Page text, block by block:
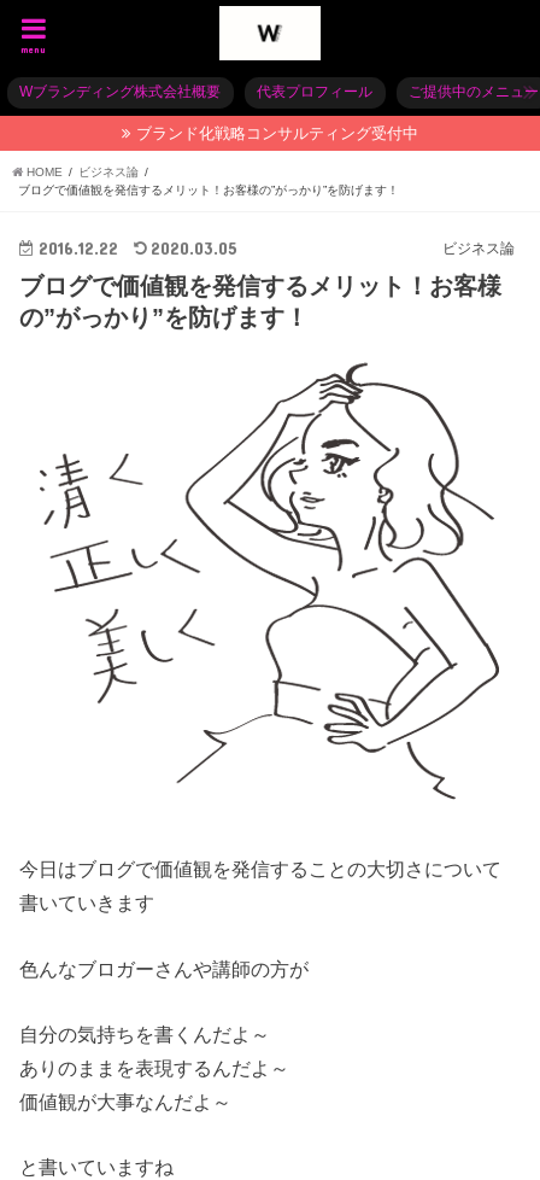
menu
Wブランディング株式会社概要 代表プロフィール ご提供中のメニュー
ブランド化戦略コンサルティング受付中
HOME
ビジネス論
ブログで価値観を発信するメリット！お客様の”がっかり”を防げます！
ビジネス論
2016.12.22 2020.03.05
ブログで価値観を発信するメリット！お客様
の”がっかり”を防げます！
今日はブログで価値観を発信することの大切さについて
書いていきます
色んなブロガーさんや講師の方が
自分の気持ちを書くんだよ～
ありのままを表現するんだよ～
価値観が大事なんだよ～
と書いていますね